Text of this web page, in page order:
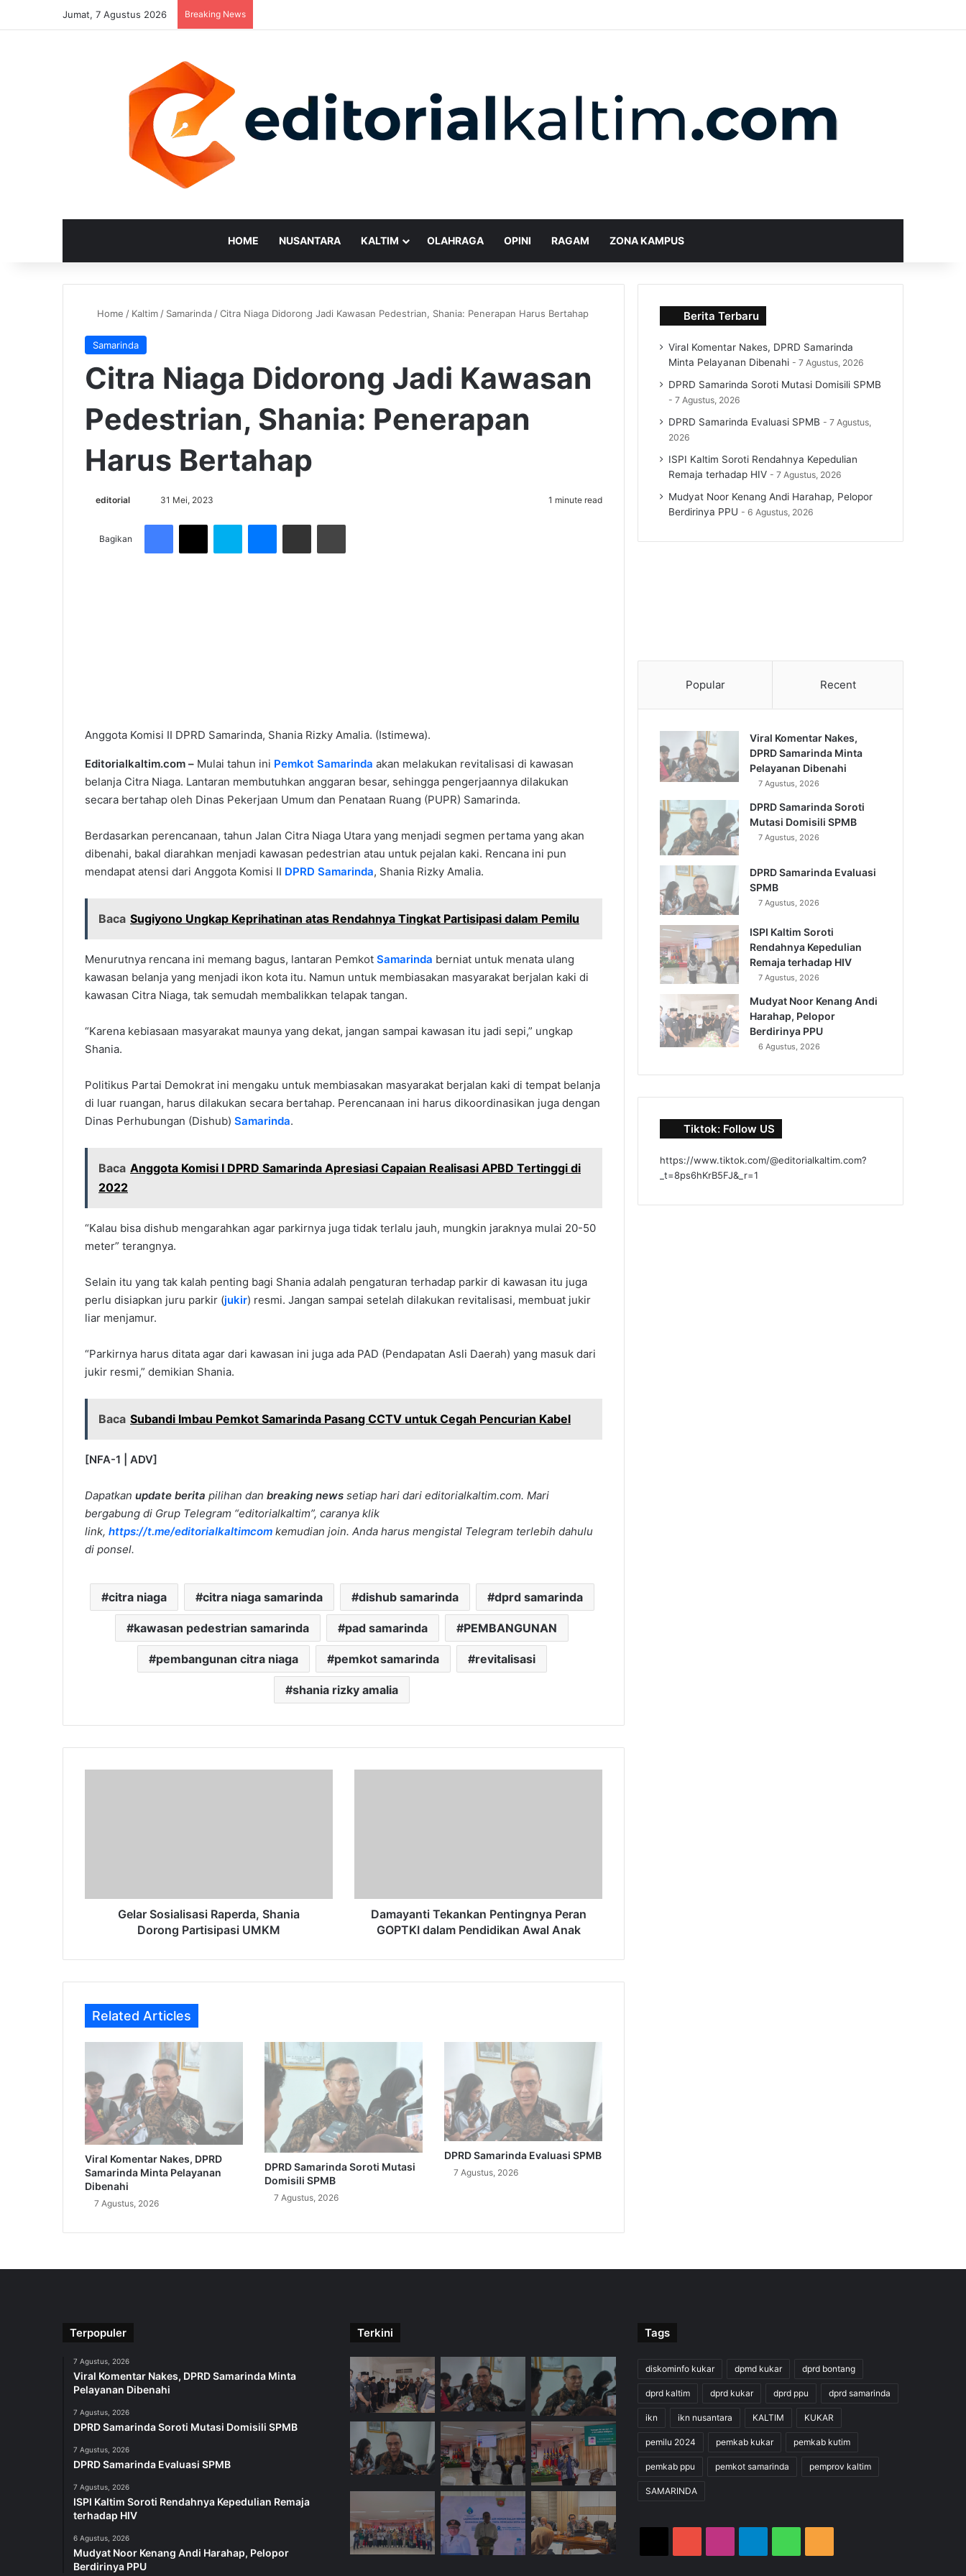
Jumat, 7 Agustus 2026 Breaking News
HOME NUSANTARA KALTIM OLAHRAGA OPINI RAGAM ZONA KAMPUS
Home / Kaltim / Samarinda /Citra Niaga Didorong Jadi Kawasan Pedestrian, Shania: Penerapan Harus Bertahap
Samarinda
Citra Niaga Didorong Jadi Kawasan
Pedestrian, Shania: Penerapan
Harus Bertahap
editorial 31 Mei, 2023 1 minute read
Bagikan
Facebook
X Skype Messenger
Share via Email Cetak
Anggota Komisi II DPRD Samarinda, Shania Rizky Amalia. (Istimewa).
Editorialkaltim.com – Mulai tahun ini Pemkot Samarinda akan melakukan revitalisasi di kawasan
belanja Citra Niaga. Lantaran membutuhkan anggaran besar, sehingga pengerjaannya dilakukan
secara bertahap oleh Dinas Pekerjaan Umum dan Penataan Ruang (PUPR) Samarinda.
Berdasarkan perencanaan, tahun Jalan Citra Niaga Utara yang menjadi segmen pertama yang akan
dibenahi, bakal diarahkan menjadi kawasan pedestrian atau untuk pejalan kaki. Rencana ini pun
mendapat atensi dari Anggota Komisi II DPRD Samarinda, Shania Rizky Amalia.
Baca Sugiyono Ungkap Keprihatinan atas Rendahnya Tingkat Partisipasi dalam Pemilu
Menurutnya rencana ini memang bagus, lantaran Pemkot Samarinda berniat untuk menata ulang
kawasan belanja yang menjadi ikon kota itu. Namun untuk membiasakan masyarakat berjalan kaki di
kawasan Citra Niaga, tak semudah membalikkan telapak tangan.
“Karena kebiasaan masyarakat maunya yang dekat, jangan sampai kawasan itu jadi sepi,” ungkap
Shania.
Politikus Partai Demokrat ini mengaku untuk membiasakan masyarakat berjalan kaki di tempat belanja
di luar ruangan, harus dilakukan secara bertahap. Perencanaan ini harus dikoordinasikan juga dengan
Dinas Perhubungan (Dishub) Samarinda.
Baca Anggota Komisi I DPRD Samarinda Apresiasi Capaian Realisasi APBD Tertinggi di
2022
“Kalau bisa dishub mengarahkan agar parkirnya juga tidak terlalu jauh, mungkin jaraknya mulai 20-50
meter” terangnya.
Selain itu yang tak kalah penting bagi Shania adalah pengaturan terhadap parkir di kawasan itu juga
perlu disiapkan juru parkir (jukir) resmi. Jangan sampai setelah dilakukan revitalisasi, membuat jukir
liar menjamur.
“Parkirnya harus ditata agar dari kawasan ini juga ada PAD (Pendapatan Asli Daerah) yang masuk dari
jukir resmi,” demikian Shania.
Baca Subandi Imbau Pemkot Samarinda Pasang CCTV untuk Cegah Pencurian Kabel
[NFA-1 | ADV]
Dapatkan update berita pilihan dan breaking news setiap hari dari editorialkaltim.com. Mari
bergabung di Grup Telegram “editorialkaltim”, caranya klik
link, https://t.me/editorialkaltimcom kemudian join. Anda harus mengistal Telegram terlebih dahulu
di ponsel.
citra niaga citra niaga samarinda dishub samarinda dprd samarinda
kawasan pedestrian samarinda pad samarinda PEMBANGUNAN
pembangunan citra niaga pemkot samarinda revitalisasi
shania rizky amalia
Gelar Sosialisasi Raperda, Shania
Dorong Partisipasi UMKM
Anak
Damayanti Tekankan Pentingnya Peran
GOPTKI dalam Pendidikan Awal Anak
Related Articles
Viral Komentar Nakes, DPRD
Samarinda Minta Pelayanan
Dibenahi
7 Agustus, 2026
DPRD Samarinda Soroti Mutasi
Domisili SPMB
7 Agustus, 2026
DPRD Samarinda Evaluasi SPMB
7 Agustus, 2026
Berita Terbaru
Viral Komentar Nakes, DPRD Samarinda
Minta Pelayanan Dibenahi
7 Agustus, 2026
DPRD Samarinda Soroti Mutasi Domisili SPMB
7 Agustus, 2026
DPRD Samarinda Evaluasi SPMB
7 Agustus,
2026
ISPI Kaltim Soroti Rendahnya Kepedulian
Remaja terhadap HIV
7 Agustus, 2026
Mudyat Noor Kenang Andi Harahap, Pelopor
Berdirinya PPU
6 Agustus, 2026
Popular Recent
Viral Komentar Nakes,
DPRD Samarinda Minta
Pelayanan Dibenahi
7 Agustus, 2026
DPRD Samarinda Soroti
Mutasi Domisili SPMB
7 Agustus, 2026
DPRD Samarinda Evaluasi
SPMB
7 Agustus, 2026
ISPI Kaltim Soroti
Rendahnya Kepedulian
Remaja terhadap HIV
7 Agustus, 2026
Mudyat Noor Kenang Andi
Harahap, Pelopor
Berdirinya PPU
6 Agustus, 2026
Tiktok: Follow US
https://www.tiktok.com/@editorialkaltim.com?
_t=8ps6hKrB5FJ&_r=1
Terpopuler
7 Agustus, 2026
Viral Komentar Nakes, DPRD Samarinda Minta
Pelayanan Dibenahi
7 Agustus, 2026
DPRD Samarinda Soroti Mutasi Domisili SPMB
7 Agustus, 2026
DPRD Samarinda Evaluasi SPMB
7 Agustus, 2026
ISPI Kaltim Soroti Rendahnya Kepedulian Remaja
terhadap HIV
6 Agustus, 2026
Mudyat Noor Kenang Andi Harahap, Pelopor
Berdirinya PPU
Terkini Tags
diskominfo kukar dpmd kukar dprd bontang
dprd kaltim dprd kukar dprd ppu dprd samarinda
ikn ikn nusantara KALTIM KUKAR
pemilu 2024 pemkab kukar pemkab kutim
pemkab ppu pemkot samarinda pemprov kaltim
SAMARINDA